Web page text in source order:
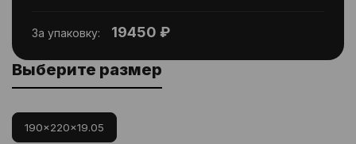
За упаковку: 19450 ₽
Выберите размер
190x220x19.05